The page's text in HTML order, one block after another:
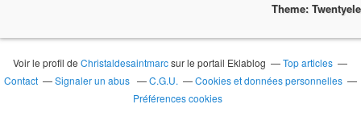
Theme:
Voir le profil deChristaldesaintmarcsur le portail Eklablog
Top articles
Contact
Signaler un abus C.G.U.
Cookies et données personnelles
Préférences cookies